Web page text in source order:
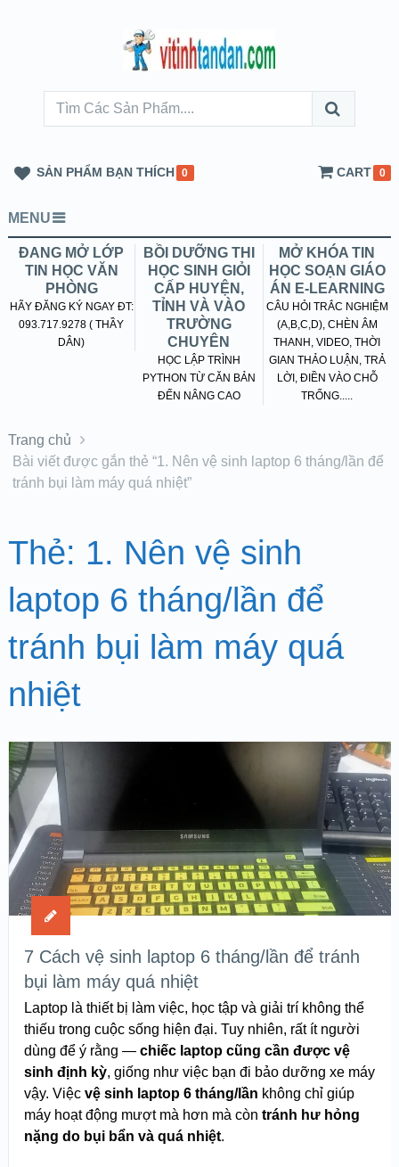
SẢN PHẨM BẠN THÍCH 0 CART 0
MENU
ĐANG MỞ LỚP
TIN HỌC VĂN
PHÒNG
HÃY ĐĂNG KÝ NGAY ĐT:
093.717.9278 ( THẦY
DÂN)
BỒI DƯỠNG THI
HỌC SINH GIỎI
CẤP HUYỆN,
TỈNH VÀ VÀO
TRƯỜNG
CHUYÊN
HỌC LẬP TRÌNH
PYTHON TỪ CĂN BẢN
ĐẾN NÂNG CAO
MỞ KHÓA TIN
HỌC SOẠN GIÁO
ÁN E-LEARNING
CÂU HỎI TRẮC NGHIỆM
(A,B,C,D), CHÈN ÂM
THANH, VIDEO, THỜI
GIAN THẢO LUẬN, TRẢ
LỜI, ĐIỀN VÀO CHỖ
TRỐNG.....
Trang chủ
Bài viết được gắn thẻ “1. Nên vệ sinh laptop 6 tháng/lần để
tránh bụi làm máy quá nhiệt”
Thẻ: 1. Nên vệ sinh
laptop 6 tháng/lần để
tránh bụi làm máy quá
nhiệt
7 Cách vệ sinh laptop 6 tháng/lần để tránh
bụi làm máy quá nhiệt
Laptop là thiết bị làm việc, học tập và giải trí không thể
thiếu trong cuộc sống hiện đại. Tuy nhiên, rất ít người
dùng để ý rằng — chiếc laptop cũng cần được vệ
sinh định kỳ, giống như việc bạn đi bảo dưỡng xe máy
vậy. Việc vệ sinh laptop 6 tháng/lần không chỉ giúp
máy hoạt động mượt mà hơn mà còn tránh hư hỏng
nặng do bụi bẩn và quá nhiệt.